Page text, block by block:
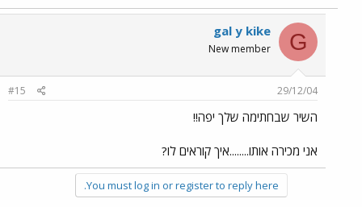
G
gal y kike
New member
29/12/04
#15
השיר שבחתימה שלך יפה!!
אני מכירה אותו........איך קוראים לו?
You must log in or register to reply here.